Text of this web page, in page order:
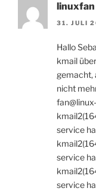
linuxfan
31. JULI
Hallo
kmail
gemacht,
nicht
service
service
service